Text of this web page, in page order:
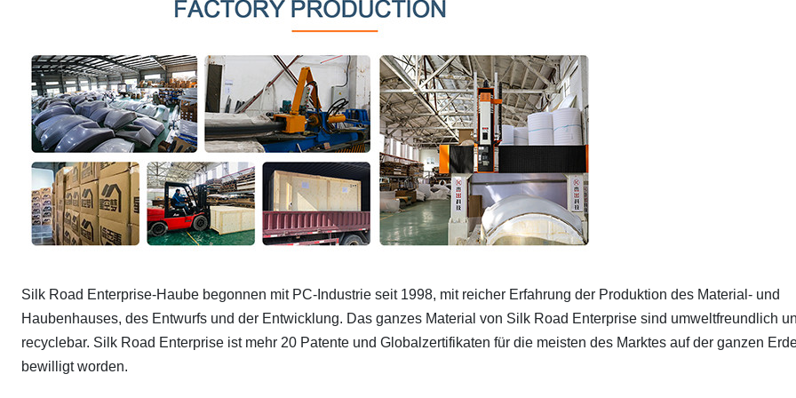
Silk Road Enterprise-Haube begonnen mit PC-Industrie seit 1998, mit reicher Erfahrung der Produktion des Material- und
Haubenhauses, des Entwurfs und der Entwicklung. Das ganzes Material von Silk Road Enterprise sind umweltfreundlich
recyclebar. Silk Road Enterprise ist mehr 20 Patente und Globalzertifikaten für die meisten des Marktes auf der ganzen
bewilligt worden.